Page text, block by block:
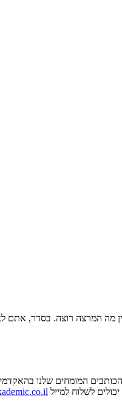
מה המרצה רוצה. בסדר,
המומחים שלנו
לשלוח למייל